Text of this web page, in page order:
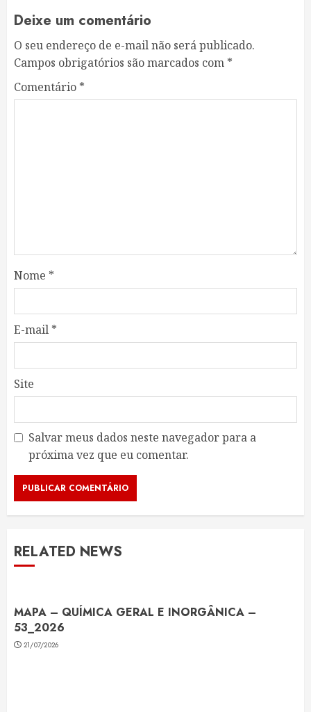
Deixe um comentário
O seu endereço de e-mail não será publicado.
Campos obrigatórios são marcados com *
Comentário *
Nome *
E-mail *
Site
Salvar meus dados neste navegador para a
próxima vez que eu comentar.
RELATED NEWS
MAPA – QUÍMICA GERAL E INORGÂNICA –
53_2026
21/07/2026